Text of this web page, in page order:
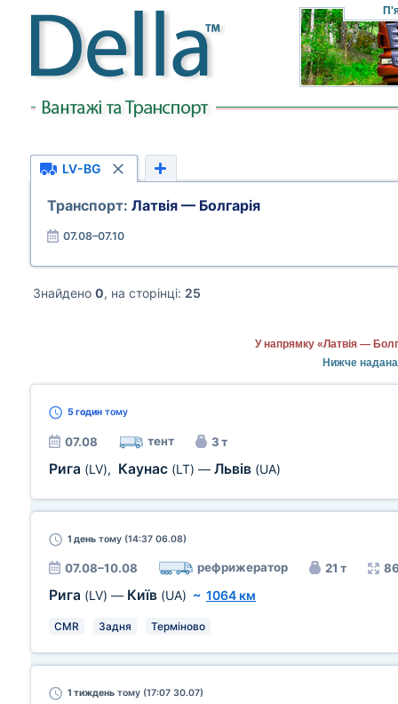
LV-BG
Транспорт: Латвія — Болгарія
07.08–07.10
Знайдено 0, на сторінці: 25
У напрямку «Латвія —
Нижче надана
5 годин тому
07.08 тент 3 т
Рига (LV), Каунас (LT) — Львів (UA)
1 день тому (14:37 06.08)
07.08–10.08 рефрижератор 21 т
Рига (LV) — Київ (UA) ~ 1064 км
CMR Задня Терміново
1 тиждень тому (17:07 30.07)